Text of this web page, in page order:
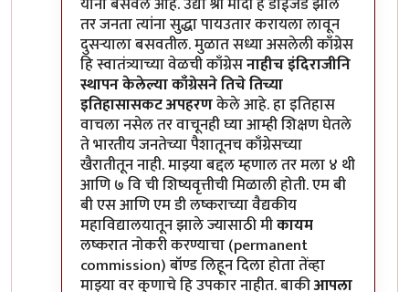
तर जनता त्यांना सुद्धा पायउतार करायला लावून
दुसऱ्याला बसवतील. मुळात सध्या असलेली काँग्रेस
हि स्वातंत्र्याच्या वेळची काँग्रेसनाहीचइंदिराजीनि
स्थापन केलेल्या काँग्रेसने तिचे तिच्या
इतिहासासकट अपहरणकेले आहे. हा इतिहास
वाचला नसेल तर वाचूनही घ्या आम्ही शिक्षण घेतले
ते भारतीय जनतेच्या पैशातूनच काँग्रेसच्या
खैरातीतून नाही. माझ्या बद्दल म्हणाल तर मला ४ थी
आणि ७ वि ची शिष्यवृत्तीची मिळाली होती. एम बी
बी एस आणि एम डी लष्कराच्या वैद्यकीय
महाविद्यालयातून झाले ज्यासाठी मीकायम
लष्करात नोकरी करण्याचा (permanent
commission) बॉण्ड लिहून दिला होता तेंव्हा
माझ्या वर कुणाचे हि उपकार नाहीत. बाकीआपला